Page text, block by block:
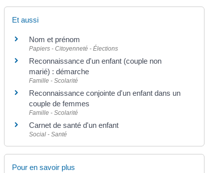
Et aussi
Nom et prénom
Papiers - Citoyenneté - Élections
Reconnaissance d'un enfant (couple non
marié) : démarche
Famille - Scolarité
Reconnaissance conjointe d'un enfant dans un
couple de femmes
Famille - Scolarité
Carnet de santé d'un enfant
Social - Santé
Pour en savoir plus